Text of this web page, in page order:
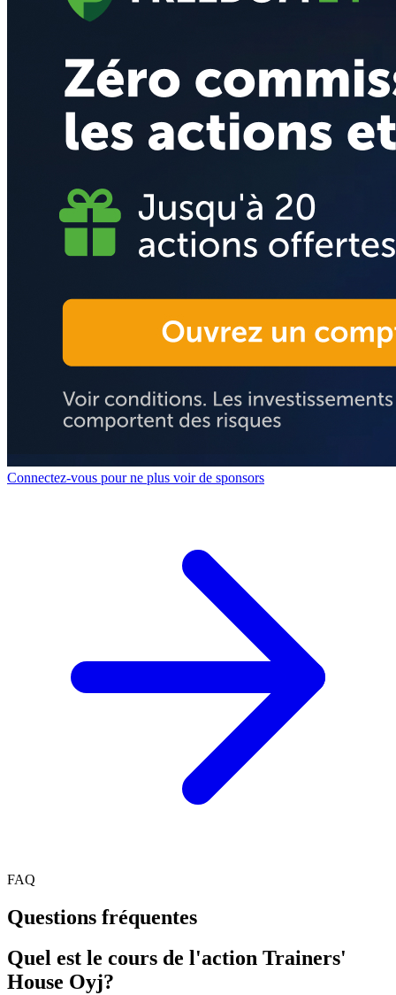
Connectez-vous pour ne plus voir de sponsors
FAQ
Questions fréquentes
Quel est le cours de l'action Trainers'
House Oyj?